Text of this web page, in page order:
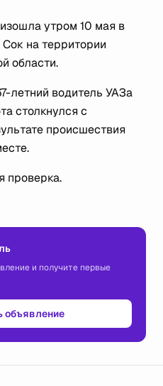
утром 10 мая в
на территории
области.
летний водитель УАЗа
столкнулся с
происшествия
проверка.
и получите первые
объявление